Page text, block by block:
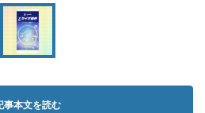
事本文を読む